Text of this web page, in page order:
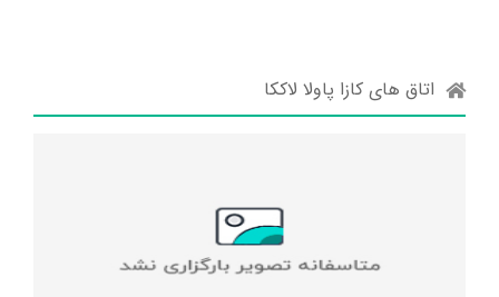
اتاق های کازا پاولا لاککا